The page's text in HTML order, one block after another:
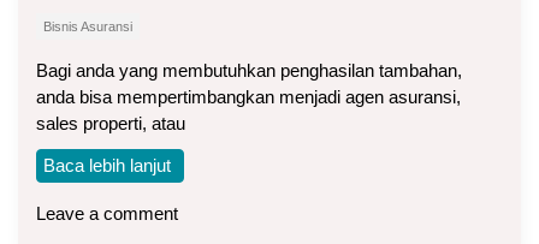
Bisnis Asuransi
Bagi anda yang membutuhkan penghasilan tambahan,
anda bisa mempertimbangkan menjadi agen asuransi,
sales properti, atau
Baca lebih lanjut
Leave a comment